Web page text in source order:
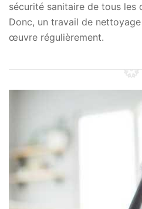
sécurité sanitaire de tous les
Donc, un travail de
œuvre régulièrement.